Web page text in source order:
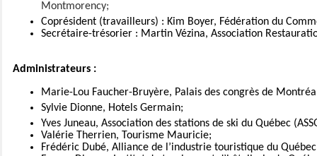
Montmorency;
Coprésident (travailleurs) : Kim Boyer, Fédération du
Secrétaire-trésorier : Martin Vézina, Association
Administrateurs :
Marie-Lou Faucher-Bruyère, Palais des congrès de
Sylvie Dionne, Hotels Germain;
Yves Juneau, Association des stations de ski du Québec
Valérie Therrien, Tourisme Mauricie;
Frédéric Dubé, Alliance de l’industrie touristique du